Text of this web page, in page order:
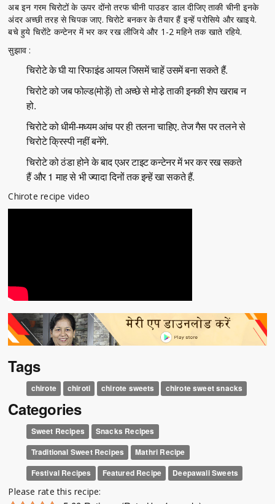
अब इन गरम चिरोटों के ऊपर दोंनो तरफ चीनी पाउडर डाल दीजिए ताकी चीनी इनके
अंदर अच्छी तरह से चिपक जाए. चिरोटे बनकर के तैयार हैं इन्हें परोसिये और खाइये.
बचे हुये चिरोंटे कन्टेनर में भर कर रख लीजिये और 1-2 महिने तक खाते रहिये.
सुझाव :
चिरोटे के घी या रिफाइंड आयल जिसमें चाहें उसमें बना सकते हैं.
चिरोटे को जब फोल्ड(मोड़ें) तो अच्छे से मोडे़ ताकी इनकी शेप खराब न
हो.
चिरोटे को धीमी-मध्यम आंच पर ही तलना चाहिए. तेज गैस पर तलने से
चिरोटे क्रिस्पी नहीं बनेंगे.
चिरोटे को ठंडा होने के बाद एअर टाइट कन्टेनर में भर कर रख सकते
हैं और 1 माह से भी ज्यादा दिनों तक इन्हें खा सकते हैं.
Chirote recipe video
Tags
chirote chiroti chirote sweets chirote sweet snacks
Categories
Sweet Recipes
Snacks Recipes
Traditional Sweet Recipes
Mathri Recipe
Festival Recipes
Featured Recipe Deepawali Sweets
Please rate this recipe: